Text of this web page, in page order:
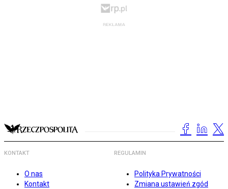
KONTAKT
O nas
Kontakt
REGULAMIN
Polityka Prywatności
Zmiana ustawień zgód